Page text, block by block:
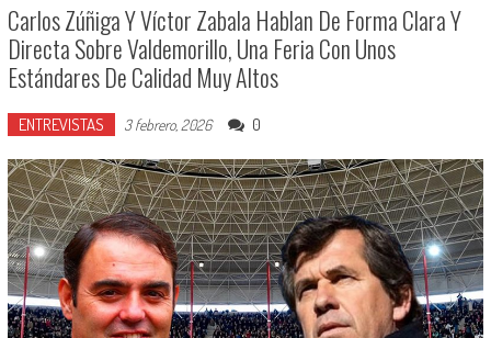
Carlos Zúñiga Y Víctor Zabala Hablan De Forma Clara Y
Directa Sobre Valdemorillo, Una Feria Con Unos
Estándares De Calidad Muy Altos
ENTREVISTAS 3 febrero, 2026 0